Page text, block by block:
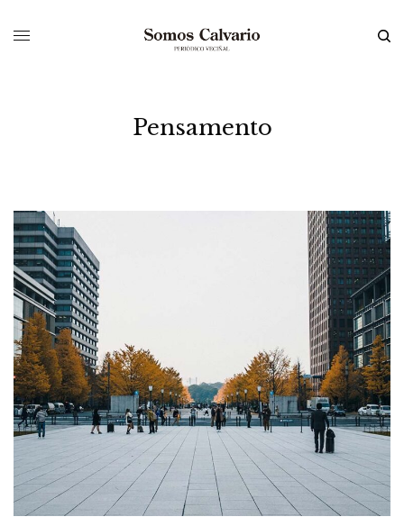
Pensamento